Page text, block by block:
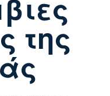
της